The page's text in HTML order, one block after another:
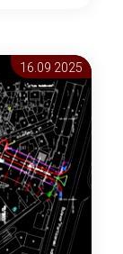
16.09 2025